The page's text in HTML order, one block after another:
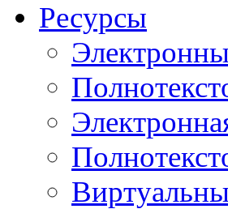
Ресурсы